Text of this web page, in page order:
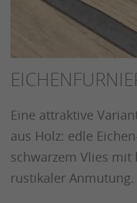
Eine attraktive
aus Holz: edle
schwarzem Vlies
rustikaler Anmutung.